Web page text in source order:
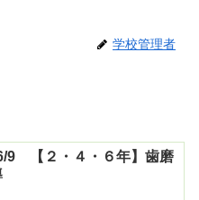
学校管理者
9 【２・４・６年】歯磨